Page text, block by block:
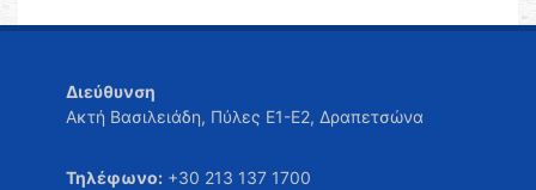
Διεύθυνση
Ακτή Βασιλειάδη, Πύλες Ε1-Ε2, Δραπετσώνα
Τηλέφωνο: +30 213 137 1700